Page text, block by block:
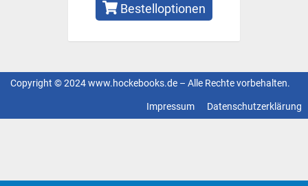
Bestelloptionen
Copyright © 2024 www.hockebooks.de – Alle Rechte vorbehalten.
Datenschutzerklärung
Impressum